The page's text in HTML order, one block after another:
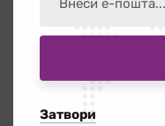
Сподели:
Затвори